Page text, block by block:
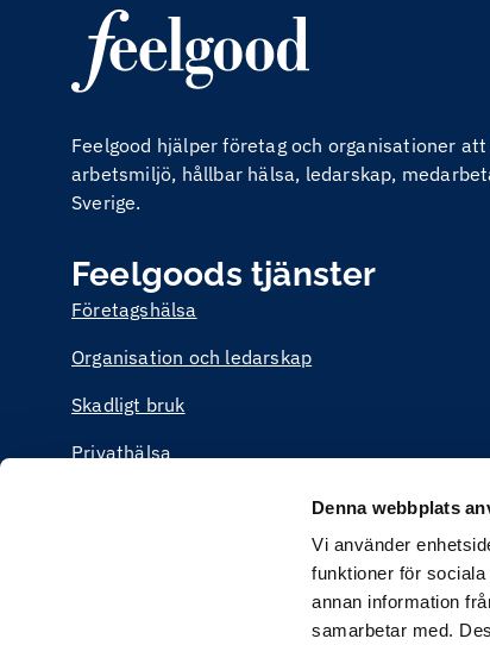
Denna webbplats
Vi använder
funktioner för
annan information
samarbetar med.
Feelgood hjälper företag och organisationer
arbetsmiljö, hållbar hälsa, ledarskap,
Sverige.
Feelgoods tjänster
Företagshälsa
Organisation och ledarskap
Skadligt bruk
Privathälsa